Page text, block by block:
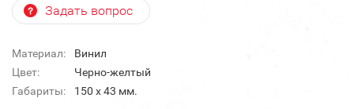
Задать вопрос
Материал:
Винил
Цвет:
Черно-желтый
Габариты:
150 x 43 мм.